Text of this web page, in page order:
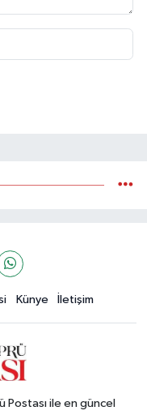
Künye İletişim
Postası ile en güncel